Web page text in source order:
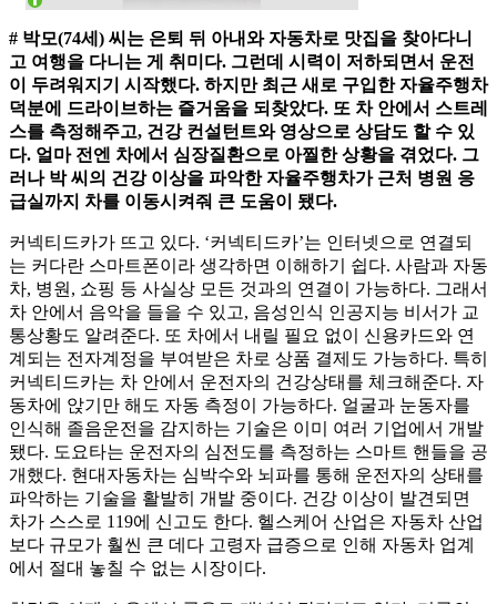
# 박모(74세) 씨는 은퇴 뒤 아내와 자동차로 맛집을 찾아다니
고 여행을 다니는 게 취미다. 그런데 시력이 저하되면서 운전
이 두려워지기 시작했다. 하지만 최근 새로 구입한 자율주행차
덕분에 드라이브하는 즐거움을 되찾았다. 또 차 안에서 스트레
스를 측정해주고, 건강 컨설턴트와 영상으로 상담도 할 수 있
다. 얼마 전엔 차에서 심장질환으로 아찔한 상황을 겪었다. 그
러나 박 씨의 건강 이상을 파악한 자율주행차가 근처 병원 응
급실까지 차를 이동시켜줘 큰 도움이 됐다.
커넥티드카가 뜨고 있다. ‘커넥티드카’는 인터넷으로 연결되
는 커다란 스마트폰이라 생각하면 이해하기 쉽다. 사람과 자동
차, 병원, 쇼핑 등 사실상 모든 것과의 연결이 가능하다. 그래서
차 안에서 음악을 들을 수 있고, 음성인식 인공지능 비서가 교
통상황도 알려준다. 또 차에서 내릴 필요 없이 신용카드와 연
계되는 전자계정을 부여받은 차로 상품 결제도 가능하다. 특히
커넥티드카는 차 안에서 운전자의 건강상태를 체크해준다. 자
동차에 앉기만 해도 자동 측정이 가능하다. 얼굴과 눈동자를
인식해 졸음운전을 감지하는 기술은 이미 여러 기업에서 개발
됐다. 도요타는 운전자의 심전도를 측정하는 스마트 핸들을 공
개했다. 현대자동차는 심박수와 뇌파를 통해 운전자의 상태를
파악하는 기술을 활발히 개발 중이다. 건강 이상이 발견되면
차가 스스로 119에 신고도 한다. 헬스케어 산업은 자동차 산업
보다 규모가 훨씬 큰 데다 고령자 급증으로 인해 자동차 업계
에서 절대 놓칠 수 없는 시장이다.